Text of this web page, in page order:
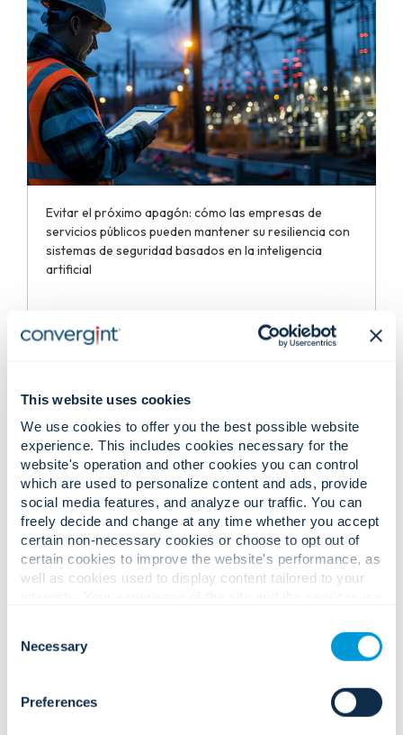
This website uses cookies
We use cookies to offer you the best possible website
experience. This includes cookies necessary for the
website's operation and other cookies you can control
which are used to personalize content and ads, provide
social media features, and analyze our traffic. You can
freely decide and change at any time whether you accept
certain non-necessary cookies or choose to opt out of
certain cookies to improve the website's performance, as
well as cookies used to display content tailored to your
cookies. Click "Show details" below for more information
about who we share your information with.
Selection
Necessary
Preferences
Evitar el próximo apagón: cómo las empresas de
servicios públicos pueden mantener su resiliencia con
sistemas de seguridad basados en la inteligencia
artificial
Convergint ha sido reconocida como «Mejor empresa
para trabajar» en la edición 2025-2026 de U.S. News &